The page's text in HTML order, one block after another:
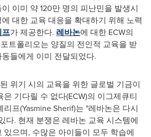
이미 약 120만 명의 피난민을 발생시
대한 교육 대응을 확대하기 위해 노력
프가 제공한다. 레바논에 대한 ECW의
트폴리오는 양질의 전인적 교육을 받
들에게 이미 전달되었다.
위기 시의 교육을 위한 글로벌 기금이
기다릴 수 없다(ECW)의 이그제큐티
리프(Yasmine Sherif)는 "레바논은 다시
다. 현재 분쟁은 레바논 교육 시스템에
있으며, 수많은 아이들이 모두 학습에